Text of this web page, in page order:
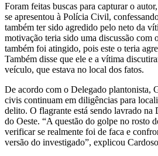
Foram feitas buscas para capturar o
se apresentou à Polícia Civil,
também ter sido agredido pelo neto da
motivação teria sido uma discussão com
também foi atingido, pois este o teria
Também disse que ele e a vítima
veículo, que estava no local dos fatos.
De acordo com o Delegado plantonista,
civis continuam em diligências para
delito. O flagrante está sendo lavrado na
do Oeste. “A questão do golpe no rosto
verificar se realmente foi de faca e
versão do investigado”, explicou